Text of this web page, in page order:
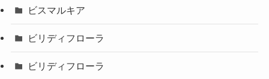
ビスマルキア
ビリディフローラ
ビリディフローラ